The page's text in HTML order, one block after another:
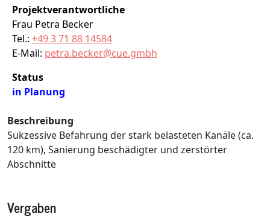
Projektverantwortliche
Frau Petra Becker
Tel.: +49 3 71 88 14584
E-Mail: petra.becker@cue.gmbh
Status
in Planung
Beschreibung
Sukzessive Befahrung der stark belasteten Kanäle (ca.
120 km), Sanierung beschädigter und zerstörter
Abschnitte
Vergaben